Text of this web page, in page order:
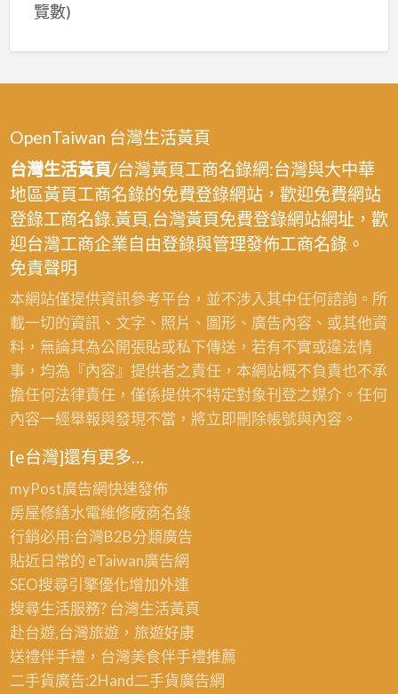
覽數)
OpenTaiwan 台灣生活黃頁
台灣生活黃頁/台灣黃頁工商名錄網:台灣與大中華
地區黃頁工商名錄的免費登錄網站，歡迎免費網站
登錄工商名錄.黃頁,台灣黃頁免費登錄網站網址，歡
迎台灣工商企業自由登錄與管理發佈工商名錄。
免責聲明
本網站僅提供資訊參考平台，並不涉入其中任何諮詢。所
載一切的資訊、文字、照片、圖形、廣告內容、或其他資
料，無論其為公開張貼或私下傳送，若有不實或違法情
事，均為『內容』提供者之責任，本網站概不負責也不承
擔任何法律責任，僅係提供不特定對象刊登之媒介。任何
內容一經舉報與發現不當，將立即刪除帳號與內容。
[e台灣]還有更多…
myPost廣告網快速發佈
房屋修繕水電維修廠商名錄
行銷必用:台灣B2B分類廣告
貼近日常的 eTaiwan廣告網
SEO搜尋引擎優化增加外連
搜尋生活服務? 台灣生活黃頁
赴台遊,台灣旅遊，旅遊好康
送禮伴手禮，台灣美食伴手禮推薦
二手貨廣告:2Hand二手貨廣告網